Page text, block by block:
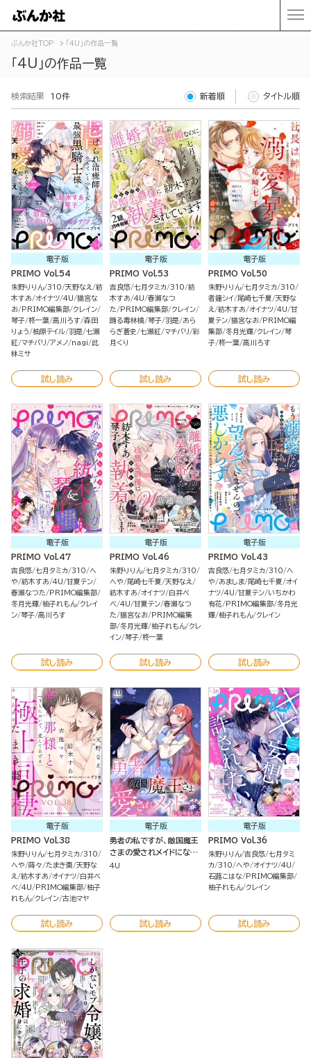
ぶんか社TOP 「4U」の作品一覧
「4U」の作品一覧
検索結果 10件 新着順 タイトル順
電子版
PRIMO Vol.54
朱野りりん 310 天野なえ
紡
木すあ オイナツ 4U 猫宮な
お
PRIMO編集部 クレイン
琴子 柊一葉 高川ろす 森田
りょう 柚原テイル 羽是 七瀬
紅 マチバリ アメノ nagi
此
林ミサ
試し読み
電子版
PRIMO Vol.53
吉良悠 七月タミカ 310 紡
木すあ 4U 春瀬なつ
た
PRIMO編集部 クレイン
踊る毒林檎 琴子 羽是 あら
らぎ蒼史
七瀬紅 マチバリ 彩
月くり
試し読み
電子版
PRIMO Vol.50
朱野りりん 七月タミカ 310
者鐘シイ 尾崎七千夏 天野な
え
紡木すあ オイナツ 4U 甘
夏テン 猫宮なお
PRIMO編
集部 冬月光輝 クレイン 琴
子 柊一葉 高川ろす
試し読み
電子版
PRIMO Vol.47
吉良悠 七月タミカ 310 へ
や 紡木すあ 4U 甘夏テン
春瀬なつた
PRIMO編集部
冬月光輝 柚子れもん クレイ
ン 琴子 高川ろす
試し読み
電子版
PRIMO Vol.46
朱野りりん 七月タミカ 310
へや 尾崎七千夏 天野なえ
紡木すあ オイナツ 白井べ
べ 4U 甘夏テン 春瀬なつ
た 猫宮なお
PRIMO編集
部 冬月光輝 柚子れもん クレ
イン 琴子 柊一葉
試し読み
電子版
PRIMO Vol.43
吉良悠 七月タミカ 310 へ
や
あましま 尾崎七千夏 オイ
ナツ 4U 甘夏テン いちかわ
有花
PRIMO編集部 冬月光
輝 柚子れもん クレイン
試し読み
電子版
PRIMO Vol.38
朱野りりん 七月タミカ 310
へや 蒔々 たまき棗 天野な
え
紡木すあ オイナツ 白井べ
べ 4U PRIMO編集部 柚子
れもん クレイン 古池マヤ
試し読み
電子版
勇者の私ですが、敵国魔王
さまの愛されメイドになり
ました（分冊版）
4U
試し読み
電子版
PRIMO Vol.36
朱野りりん 吉良悠 七月タミ
カ 310 へや オイナツ 4U
石蕗こはな
PRIMO編集部
柚子れもん クレイン
試し読み